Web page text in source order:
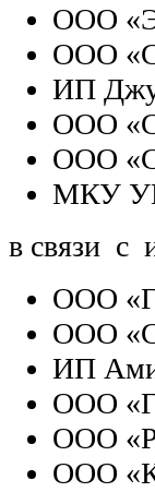
ООО
ООО
ИП
ООО
ООО
МКУ
в связи с
ООО
ООО
ИП
ООО
ООО
ООО